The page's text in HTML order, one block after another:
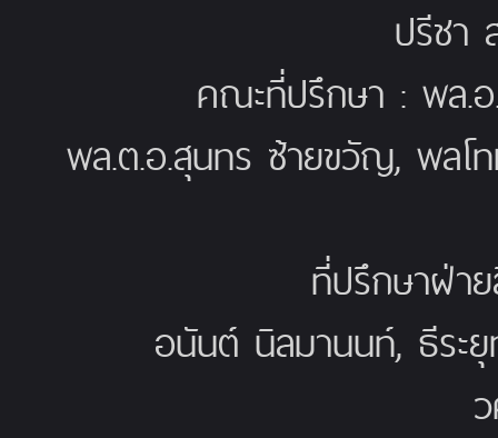
ปรีชา
คณะที่ปรึกษา : พล.
พล.ต.อ.สุนทร ซ้ายขวัญ, พล
ที่ปรึกษาฝ่า
อนันต์ นิลมานนท์, ธีร